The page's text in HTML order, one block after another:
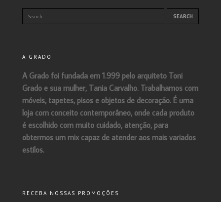
A GRADO
A Grado foi fundada em 1.999 pelo arquiteto Toni
Grado e sua mulher, Tania Carvalho. Trabalhamos com
móveis, tapetes, pisos e objetos de decoração. É uma
loja com conceito contemporâneo, onde cada produto
é escolhido com muito cuidado, atenção, para
obtermos um mix capaz de atender aos mais variados
estilos.
RECEBA NOSSAS PROMOÇÕES